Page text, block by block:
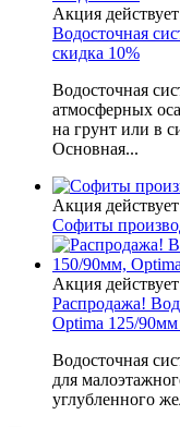
Акция
Водосточная
скидка 10%
Водосточная
атмосферных
на грунт или в
Основная...
Акция
Софиты
Акция
Распродажа!
Optima 125/
Водосточная
для
углубленного